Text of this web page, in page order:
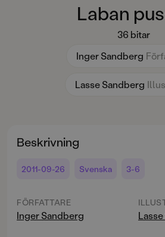
Laban
36 bitar
Inger Sandberg
Lasse Sandberg
Beskrivning
2011-09-26 Svenska 3-6
FÖRFATTARE
Inger Sandberg